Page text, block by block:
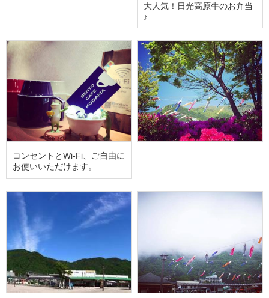
大人気！日光高原牛のお弁当
♪
コンセントとWi-Fi、ご自由に
お使いいただけます。